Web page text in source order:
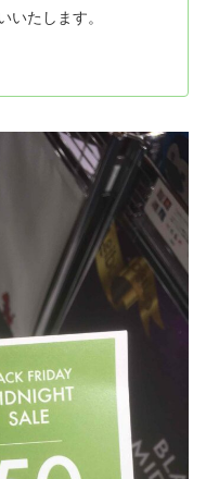
いたします。